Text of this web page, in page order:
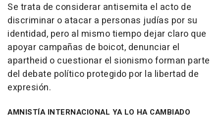
Se trata de considerar antisemita el acto de
discriminar o atacar a personas judías por su
identidad, pero al mismo tiempo dejar claro que
apoyar campañas de boicot, denunciar el
apartheid o cuestionar el sionismo forman parte
del debate político protegido por la libertad de
expresión.
AMNISTÍA INTERNACIONAL YA LO HA CAMBIADO